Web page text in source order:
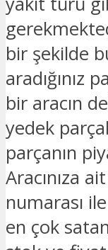
bir şekilde
aradığınız
bir aracın
yedek
parçanın
Aracınıza
numarası
en çok